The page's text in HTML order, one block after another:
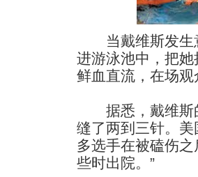
当戴维斯发生
进游泳池中，把
鲜血直流，在场观
据悉，戴维斯
缝了两到三针。
多选手在被磕伤
些时出院。”